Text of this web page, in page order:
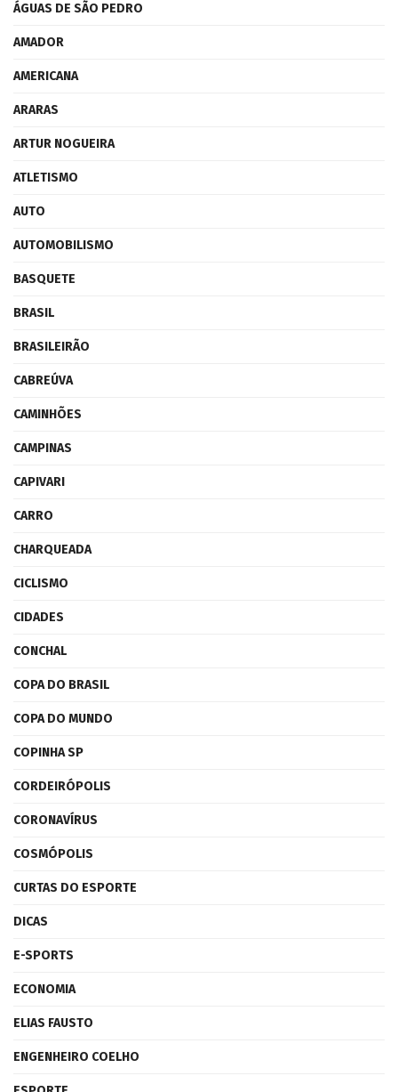
ÁGUAS DE SÃO PEDRO
AMADOR
AMERICANA
ARARAS
ARTUR NOGUEIRA
ATLETISMO
AUTO
AUTOMOBILISMO
BASQUETE
BRASIL
BRASILEIRÃO
CABREÚVA
CAMINHÕES
CAMPINAS
CAPIVARI
CARRO
CHARQUEADA
CICLISMO
CIDADES
CONCHAL
COPA DO BRASIL
COPA DO MUNDO
COPINHA SP
CORDEIRÓPOLIS
CORONAVÍRUS
COSMÓPOLIS
CURTAS DO ESPORTE
DICAS
E-SPORTS
ECONOMIA
ELIAS FAUSTO
ENGENHEIRO COELHO